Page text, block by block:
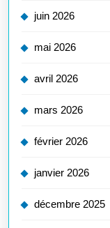
juin 2026
mai 2026
avril 2026
mars 2026
février 2026
janvier 2026
décembre 2025